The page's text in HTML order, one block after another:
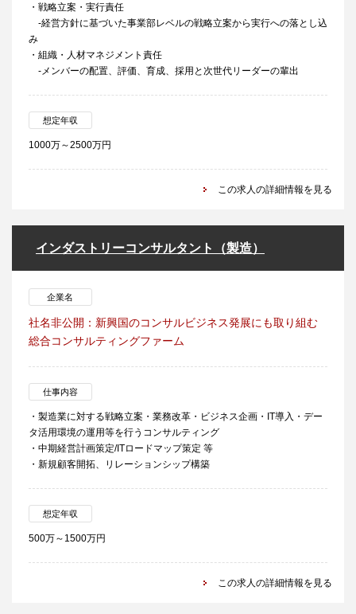
・戦略立案・実行責任
-経営方針に基づいた事業部レベルの戦略立案から実行への落とし込
み
・組織・人材マネジメント責任
-メンバーの配置、評価、育成、採用と次世代リーダーの輩出
想定年収
1000万～2500万円
この求人の詳細情報を見る
インダストリーコンサルタント（製造）
企業名
社名非公開：新興国のコンサルビジネス発展にも取り組む
総合コンサルティングファーム
仕事内容
・製造業に対する戦略立案・業務改革・ビジネス企画・IT導入・デー
タ活用環境の運用等を行うコンサルティング
・中期経営計画策定/ITロードマップ策定 等
・新規顧客開拓、リレーションシップ構築
想定年収
500万～1500万円
この求人の詳細情報を見る